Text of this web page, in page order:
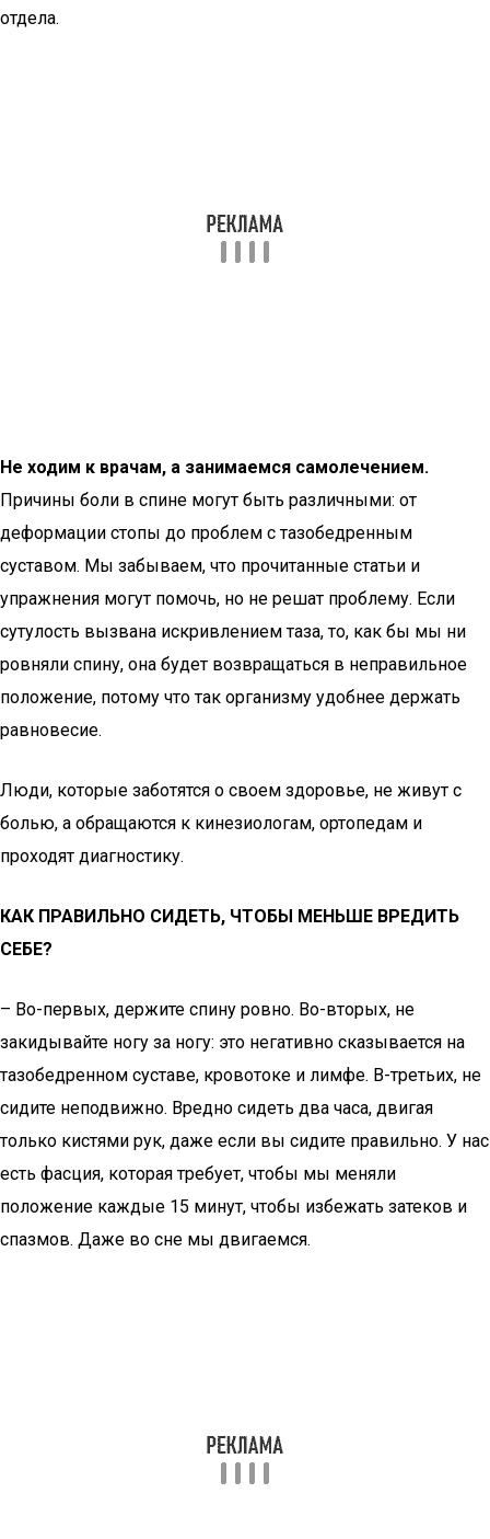
отдела.
Не ходим к врачам, а занимаемся самолечением.
Причины боли в спине могут быть различными: от
деформации стопы до проблем с тазобедренным
суставом. Мы забываем, что прочитанные статьи и
упражнения могут помочь, но не решат проблему. Если
сутулость вызвана искривлением таза, то, как бы мы ни
ровняли спину, она будет возвращаться в неправильное
положение, потому что так организму удобнее держать
равновесие.
Люди, которые заботятся о своем здоровье, не живут с
болью, а обращаются к кинезиологам, ортопедам и
проходят диагностику.
КАК ПРАВИЛЬНО СИДЕТЬ, ЧТОБЫ МЕНЬШЕ ВРЕДИТЬ
СЕБЕ?
– Во-первых, держите спину ровно. Во-вторых, не
закидывайте ногу за ногу: это негативно сказывается на
тазобедренном суставе, кровотоке и лимфе. В-третьих, не
сидите неподвижно. Вредно сидеть два часа, двигая
только кистями рук, даже если вы сидите правильно. У нас
есть фасция, которая требует, чтобы мы меняли
положение каждые 15 минут, чтобы избежать затеков и
спазмов. Даже во сне мы двигаемся.